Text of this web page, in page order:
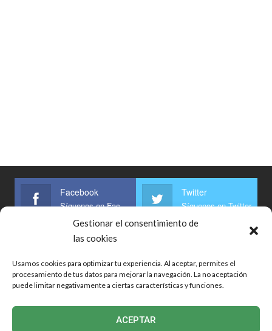
Gestionar el consentimiento de
las cookies
Usamos cookies para optimizar tu experiencia. Al aceptar, permites el
procesamiento de tus datos para mejorar la navegación. La no aceptación
puede limitar negativamente a ciertas características y funciones.
ACEPTAR
Facebook
Síguenos en Facebook
Twitter
Síguenos en Twitter